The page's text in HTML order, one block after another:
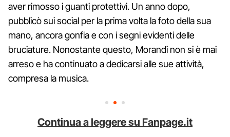
aver rimosso i guanti protettivi. Un anno dopo,
pubblicò sui social per la prima volta la foto della sua
mano, ancora gonfia e con i segni evidenti delle
bruciature. Nonostante questo, Morandi non si è mai
arreso e ha continuato a dedicarsi alle sue attività,
compresa la musica.
Continua a leggere su Fanpage.it